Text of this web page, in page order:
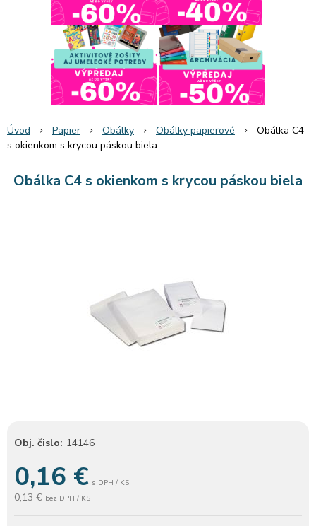
Úvod Papier Obálky Obálky papierové
Obálka C4
s okienkom s krycou páskou biela
Obálka C4 s okienkom s krycou páskou biela
Obj. čislo: 14146
0,16 € s DPH / KS
0,13 € bez DPH / KS